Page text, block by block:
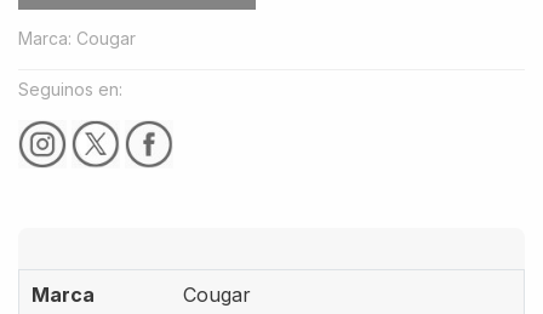
Marca: Cougar
Seguinos en:
Marca Cougar